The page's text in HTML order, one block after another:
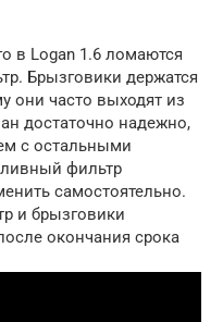
в Logan 1.6 ломаются
Брызговики держатся
они часто выходят из
достаточно надежно,
с остальными
фильтр
самостоятельно.
и брызговики
окончания срока